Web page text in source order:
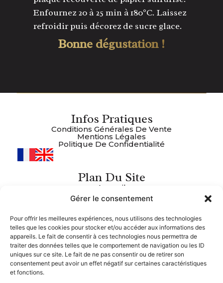
Gérer le consentement
Pour offrir les meilleures expériences, nous utilisons des technologies
telles que les cookies pour stocker et/ou accéder aux informations des
appareils. Le fait de consentir à ces technologies nous permettra de
traiter des données telles que le comportement de navigation ou les ID
uniques sur ce site. Le fait de ne pas consentir ou de retirer son
consentement peut avoir un effet négatif sur certaines caractéristiques
et fonctions.
Enfournez 20 à 25 min à 180°C. Laissez
refroidir puis décorez de sucre glace.
Bonne dégustation !
Infos Pratiques
Conditions Générales De Vente
Mentions Légales
Politique De Confidentialité
Plan Du Site
Accueil
Boutique
À Propos
Contact
Nous Suivre
Facebook
Coordonnées